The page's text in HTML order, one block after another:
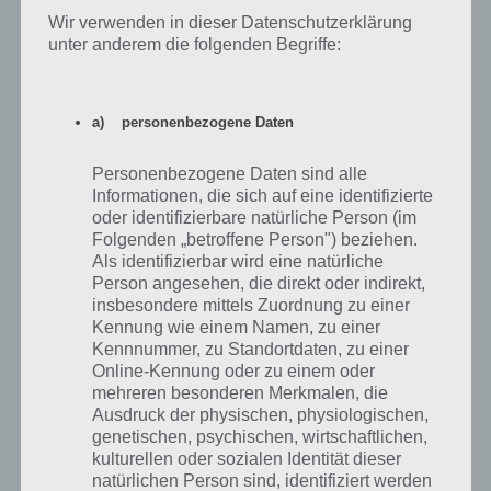
Lösung von Brücke 6 – Tamassee
Dieses Video enthält leider nur die vollständige Brücke, trotzdem
sollte euch das dienlich sein auch Brücke 6 von Tamassee zu bauen.
Wichtig ist hier sowohl nach oben, als auch nach unten für die nötige
Stabilität zu sorgen.
Wir verwenden in dieser Datenschutzerklärung
unter anderem die folgenden Begriffe:
a) personenbezogene Daten
Personenbezogene Daten sind alle
Informationen, die sich auf eine identifizierte
oder identifizierbare natürliche Person (im
Folgenden „betroffene Person") beziehen.
Als identifizierbar wird eine natürliche
Person angesehen, die direkt oder indirekt,
insbesondere mittels Zuordnung zu einer
Kennung wie einem Namen, zu einer
Kennnummer, zu Standortdaten, zu einer
Online-Kennung oder zu einem oder
mehreren besonderen Merkmalen, die
Ausdruck der physischen, physiologischen,
genetischen, psychischen, wirtschaftlichen,
kulturellen oder sozialen Identität dieser
natürlichen Person sind, identifiziert werden